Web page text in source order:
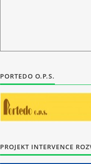
PORTEDO O.P.S.
PROJEKT INTERVENCE